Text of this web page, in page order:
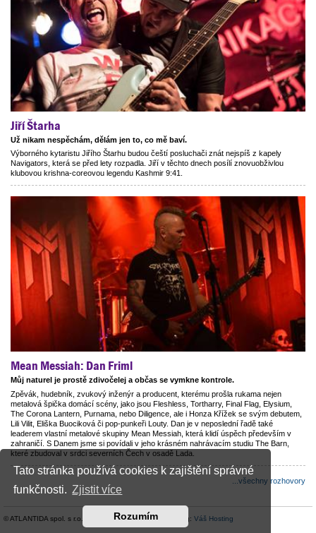
Tato stránka používá cookies k zajištění správné
funkčnosti. Zjistit více
Rozumím
Jiří Štarha
Už nikam nespěchám, dělám jen to, co mě baví.
Výborného kytaristu Jiřího Štarhu budou čeští posluchači znát nejspíš z kapely
Navigators, která se před lety rozpadla. Jiří v těchto dnech posílí znovuobživlou
klubovou krishna-coreovou legendu Kashmir 9:41.
Mean Messiah: Dan Friml
Můj naturel je prostě zdivočelej a občas se vymkne kontrole.
Zpěvák, hudebník, zvukový inženýr a producent, kterému prošla rukama nejen
metalová špička domácí scény, jako jsou Fleshless, Tortharry, Final Flag, Elysium,
The Corona Lantern, Purnama, nebo Diligence, ale i Honza Křížek se svým debutem,
Lili Vilit, Eliška Buociková či pop-punkeři Louty. Dan je v neposlední řadě také
leaderem vlastní metalové skupiny Mean Messiah, která klidí úspěch především v
zahraničí. S Danem jsme si povídali v jeho krásném nahrávacím studiu The Barn,
které zbudoval v srdci severních Čech v osadě Lada.
...všechny rozhovory
© ATLANTIDA spol. s r.o. | Kontaktní údaje| Hosting: Váš Hosting